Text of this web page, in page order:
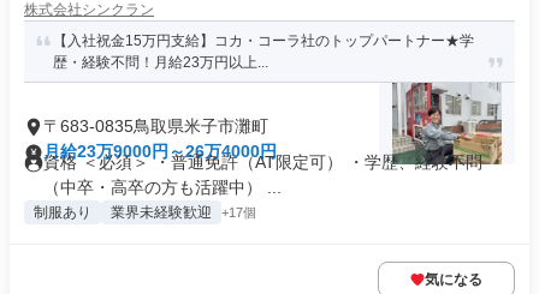
株式会社シンクラン
【入社祝金15万円支給】コカ・コーラ社のトップパートナー★学
歴・経験不問！月給23万円以上...
〒683-0835鳥取県米子市灘町
月給23万9000円～26万4000円
資格 ＜必須＞ ・普通免許（AT限定可） ・学歴、経験不問
（中卒・高卒の方も活躍中） ...
制服あり 業界未経験歓迎 +17個
気になる